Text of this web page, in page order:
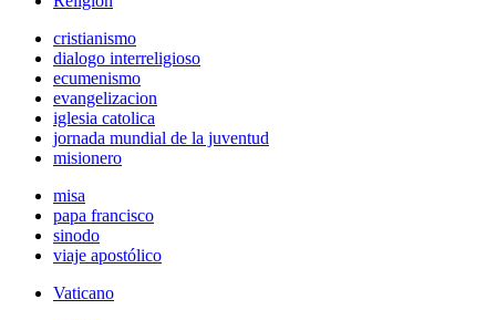
cristianismo
dialogo interreligioso
ecumenismo
evangelizacion
iglesia catolica
jornada mundial de la juventud
misionero
misa
papa francisco
sinodo
viaje apostólico
Vaticano